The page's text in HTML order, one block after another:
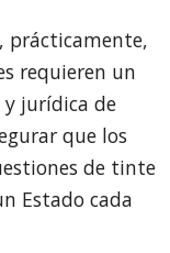
prácticamente,
requieren un
jurídica de
que los
de tinte
Estado cada